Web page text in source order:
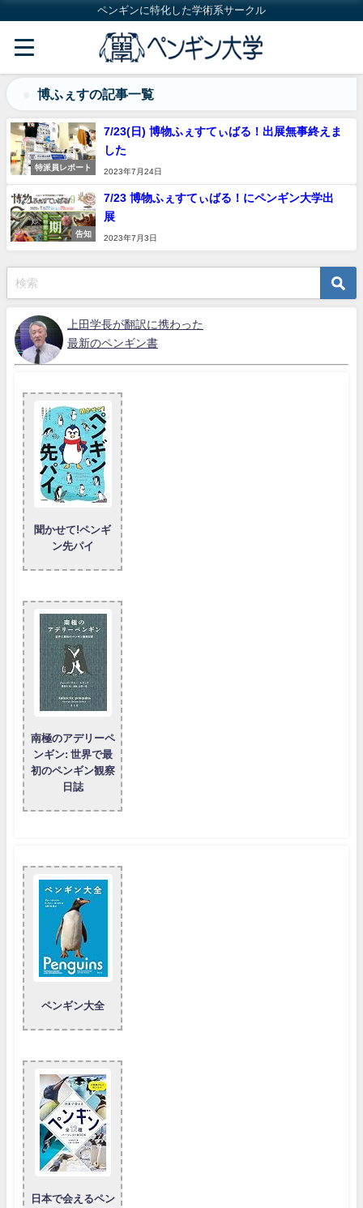
ペンギンに特化した学術系サークル
博ふぇすの記事一覧
特派員レポート
7/23(日) 博物ふぇすてぃばる！出展無事終えま
した
2023年7月24日
告知
7/23 博物ふぇすてぃばる！にペンギン大学出
展
2023年7月3日
上田学長が翻訳に携わった
最新のペンギン書
聞かせて!ペンギ
ン先パイ
南極のアデリーペ
ンギン: 世界で最
初のペンギン観察
日誌
ペンギン大全
日本で会えるペン